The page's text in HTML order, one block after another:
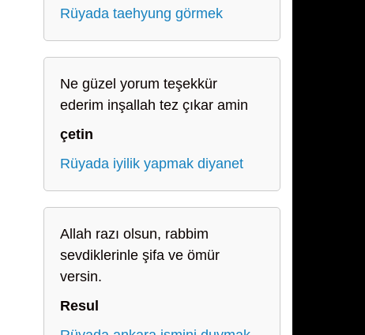
Rüyada taehyung görmek
Ne güzel yorum teşekkür
ederim inşallah tez çıkar amin
çetin
Rüyada iyilik yapmak diyanet
Allah razı olsun, rabbim
sevdiklerinle şifa ve ömür
versin.
Resul